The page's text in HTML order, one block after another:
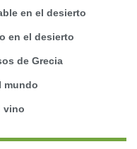
en el desierto
en el desierto
de Grecia
mundo
vino